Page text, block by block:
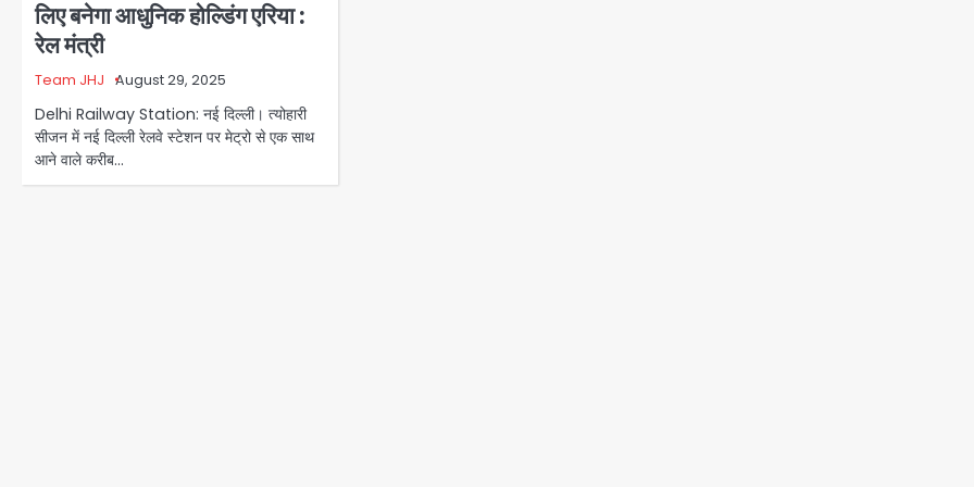
लिए बनेगा आधुनिक होल्डिंग एरिया :
रेल मंत्री
Team JHJ August 29, 2025
Delhi Railway Station: नई दिल्ली। त्योहारी
सीजन में नई दिल्ली रेलवे स्टेशन पर मेट्रो से एक साथ
आने वाले करीब…